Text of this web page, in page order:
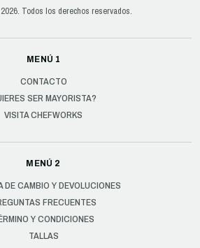
Todos los derechos reservados.
MENÚ 1
CONTACTO
SER MAYORISTA?
VISITA CHEFWORKS
MENÚ 2
DE CAMBIO Y DEVOLUCIONES
FRECUENTES
Y CONDICIONES
TALLAS